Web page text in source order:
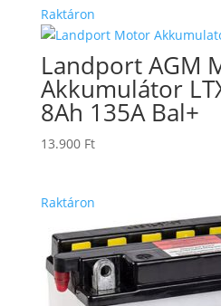
Raktáron
Landport AGM
Akkumulátor
8Ah 135A Bal+
13.900 Ft
Raktáron